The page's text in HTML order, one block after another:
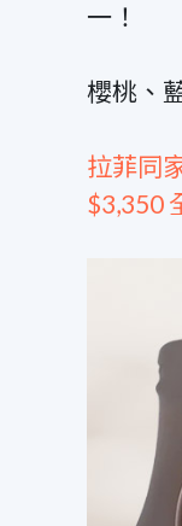
一！
櫻桃、
拉菲同
$3,350